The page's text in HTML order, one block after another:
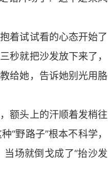
着试试看的心态开始了
秒就把沙发放下来了，
给她，告诉她别光用胳
额头上的汗顺着发梢往
“野路子”根本不科学，
场就倒戈成了“抬沙发